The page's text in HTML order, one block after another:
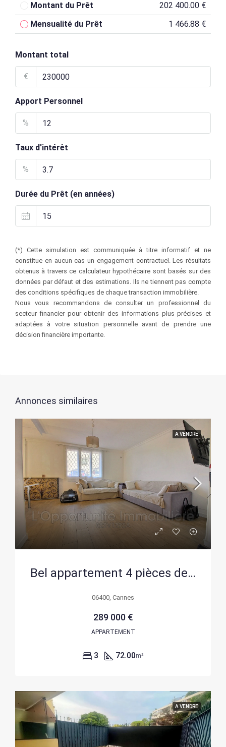
Montant du Prêt
202 400.00 €
Mensualité du Prêt
1 466.88 €
Montant total
€
Apport Personnel
%
Taux d'intérêt
%
Durée du Prêt (en années)
(*) Cette simulation est communiquée à titre informatif et ne
constitue en aucun cas un engagement contractuel. Les résultats
obtenus à travers ce calculateur hypothécaire sont basés sur des
données par défaut et des estimations. Ils ne tiennent pas compte
des conditions spécifiques de chaque transaction immobilière.
Nous vous recommandons de consulter un professionnel du
secteur financier pour obtenir des informations plus précises et
adaptées à votre situation personnelle avant de prendre une
décision financière importante.
Annonces similaires
A VENDRE
Bel appartement 4 pièces de 72 m² à Cannes avec parking et caves
06400, Cannes
289 000 €
APPARTEMENT
3 72.00m²
A VENDRE